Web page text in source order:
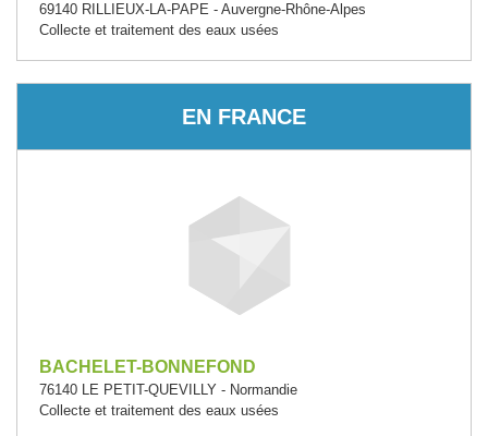
69140 RILLIEUX-LA-PAPE - Auvergne-Rhône-Alpes
Collecte et traitement des eaux usées
EN FRANCE
BACHELET-BONNEFOND
76140 LE PETIT-QUEVILLY - Normandie
Collecte et traitement des eaux usées